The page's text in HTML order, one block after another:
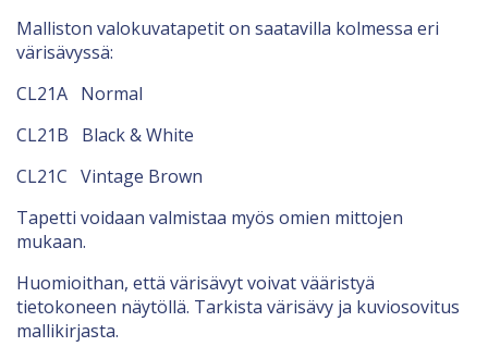
Malliston valokuvatapetit on saatavilla kolmessa eri
värisävyssä:
CL21A Normal
CL21B Black & White
CL21C Vintage Brown
Tapetti voidaan valmistaa myös omien mittojen
mukaan.
Huomioithan, että värisävyt voivat vääristyä
tietokoneen näytöllä. Tarkista värisävy ja kuviosovitus
mallikirjasta.